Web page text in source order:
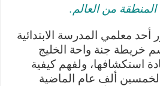
من العالم.
أحد معلمي المدرسة الابتدائية
خريطة جنة واحة الخليج
استكشافها، ولفهم كيفية
ألف عام الماضية